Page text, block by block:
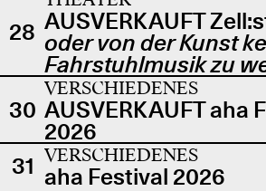
28 AUSVERKAUFT
oder von der Kunst
Fahrstuhlmusik zu
30
VERSCHIEDENES
AUSVERKAUFT aha
2026
31 VERSCHIEDENES
aha Festival 2026